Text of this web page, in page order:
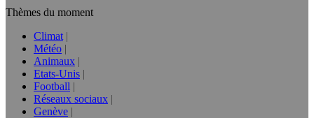
Thèmes du moment
Climat
Météo
Animaux
Etats-Unis
Football
Réseaux sociaux
Genève